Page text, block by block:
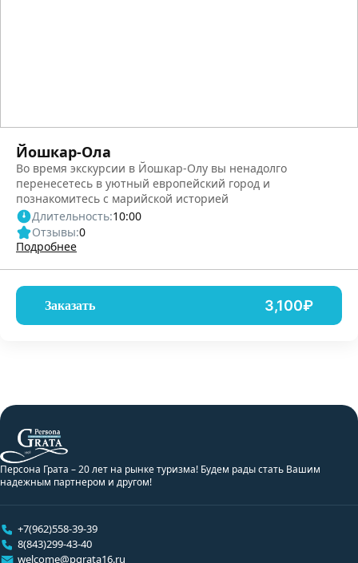
Йошкар-Ола
Во время экскурсии в Йошкар-Олу вы ненадолго
перенесетесь в уютный европейский город и
познакомитесь с марийской историей
Длительность:10:00
Отзывы:0
Подробнее
Заказать 3,100₽
Персона Грата – 20 лет на рынке туризма! Будем рады стать Вашим
надежным партнером и другом!
+7(962)558-39-39
8(843)299-43-40
welcome@pgrata16.ru